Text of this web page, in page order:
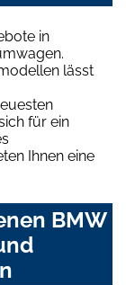
in
lässt
für ein
Ihnen eine
BMW